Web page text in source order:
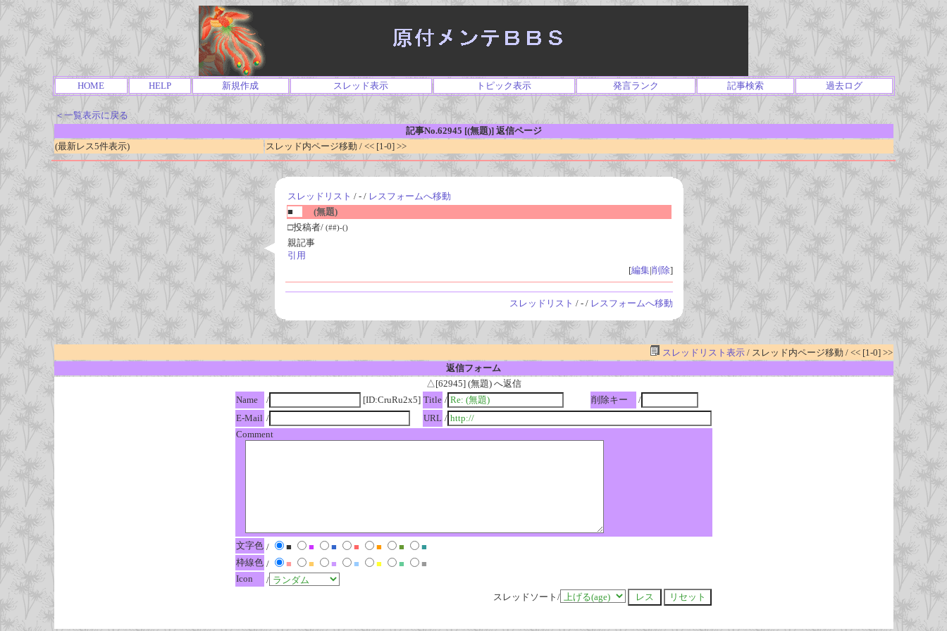
HOME HELP 新規作成 スレッド表示 トピック表示 発言ランク 記事検索 過去ログ
＜一覧表示に戻る
記事No.62945 [(無題)] 返信ページ
(最新レス5件表示)
スレッド内ページ移動 / << [1-0] >>
スレッドリスト / - / レスフォームへ移動
■
(無題)
□投稿者/ (##)-()
親記事
引用
[編集|削除]
スレッドリスト / - / レスフォームへ移動
スレッドリスト表示/ スレッド内ページ移動 / << [1-0] >>
返信フォーム
△[62945] (無題) へ返信
Name
/ [ID:CruRu2x5] Title / 削除キー
/
E-Mail / URL /
Comment
文字色 / ■ ■ ■ ■ ■ ■
■
枠線色 / ■ ■ ■ ■ ■ ■
■
Icon
/
スレッドソート/